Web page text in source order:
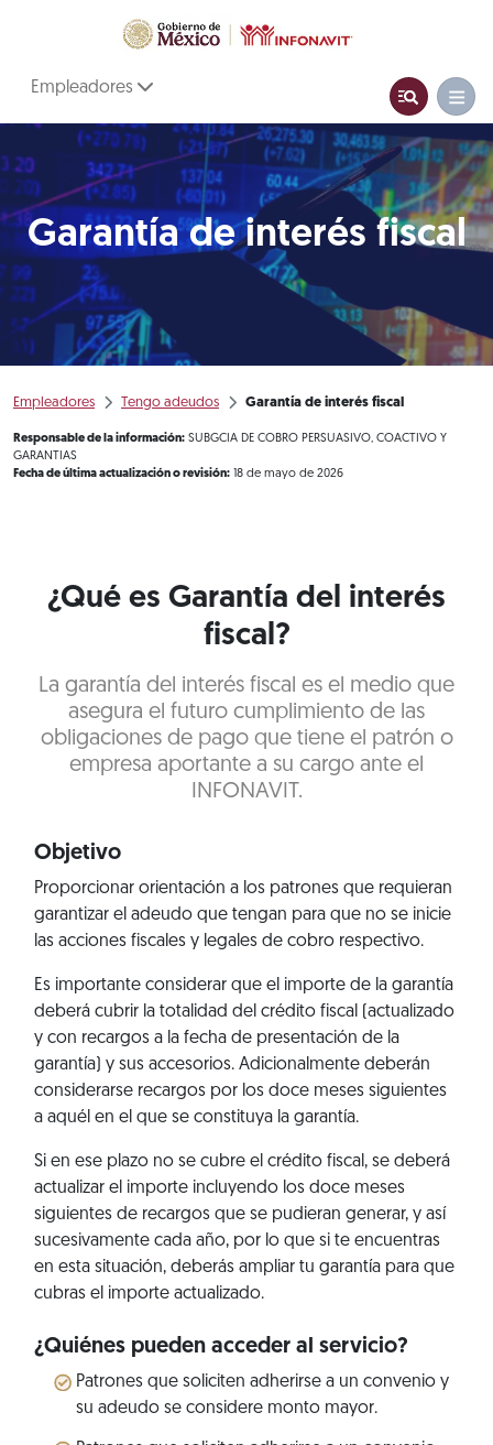
Empleadores
Garantía de interés fiscal
Empleadores Tengo adeudos Garantía de interés fiscal
Responsable de la información: SUBGCIA DE COBRO PERSUASIVO, COACTIVO Y
GARANTIAS
Fecha de última actualización o revisión: 18 de mayo de 2026
¿Qué es Garantía del interés
fiscal?
La garantía del interés fiscal es el medio que
asegura el futuro cumplimiento de las
obligaciones de pago que tiene el patrón o
empresa aportante a su cargo ante el
INFONAVIT.
Objetivo
Proporcionar orientación a los patrones que requieran
garantizar el adeudo que tengan para que no se inicie
las acciones fiscales y legales de cobro respectivo.
Es importante considerar que el importe de la garantía
deberá cubrir la totalidad del crédito fiscal (actualizado
y con recargos a la fecha de presentación de la
garantía) y sus accesorios. Adicionalmente deberán
considerarse recargos por los doce meses siguientes
a aquél en el que se constituya la garantía.
Si en ese plazo no se cubre el crédito fiscal, se deberá
actualizar el importe incluyendo los doce meses
siguientes de recargos que se pudieran generar, y así
sucesivamente cada año, por lo que si te encuentras
en esta situación, deberás ampliar tu garantía para que
cubras el importe actualizado.
¿Quiénes pueden acceder al servicio?
Patrones que soliciten adherirse a un convenio y
su adeudo se considere monto mayor.